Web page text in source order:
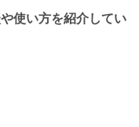
使い方を紹介してい